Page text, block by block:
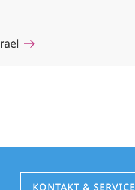
KONTAKT & SERVICE